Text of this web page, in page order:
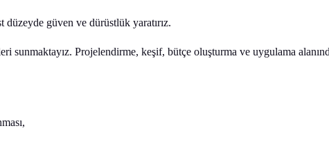
güven ve dürüstlük yaratırız.
sunmaktayız. Projelendirme, keşif, bütçe oluşturma ve uygulama